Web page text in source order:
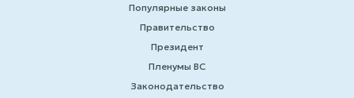
Популярные законы
Правительство
Президент
Пленумы ВС
Законодательство